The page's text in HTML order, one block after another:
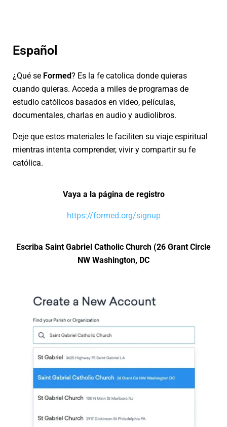
Español
¿Qué se Formed? Es la fe catolica donde quieras
cuando quieras. Acceda a miles de programas de
estudio católicos basados en video, películas,
documentales, charlas en audio y audiolibros.
Deje que estos materiales le faciliten su viaje espiritual
mientras intenta comprender, vivir y compartir su fe
católica.
Vaya a la página de registro
https://formed.org/signup
Escriba Saint Gabriel Catholic Church (26 Grant Circle
NW Washington, DC